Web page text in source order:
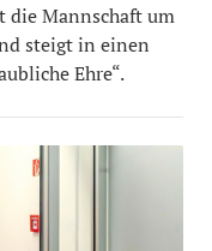
die Mannschaft um
steigt in einen
Ehre“.